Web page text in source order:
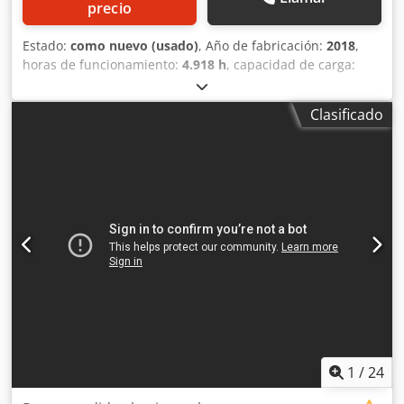
precio
Estado: como nuevo (usado), Año de fabricación: 2018,
horas de funcionamiento: 4.918 h, capacidad de carga:
, tipo de combustible:
modelo: TOYOTA LPE 200 * EX * Pyroban 3D / Zona 22 * ID:
24090.5905 Categoría: Usado Horquillas: 1150 x 570 mm
Clasificado
1 /24